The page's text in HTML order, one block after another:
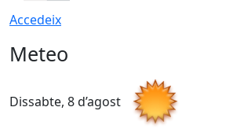
Accedeix
Meteo
Dissabte, 8 d’agost